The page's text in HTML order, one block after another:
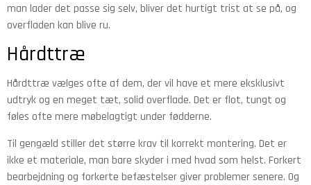
man lader det passe sig selv, bliver det hurtigt trist at se på, og
overfladen kan blive ru.
Hårdttræ
Hårdttræ vælges ofte af dem, der vil have et mere eksklusivt
udtryk og en meget tæt, solid overflade. Det er flot, tungt og
føles ofte mere møbelagtigt under fødderne.
Til gengæld stiller det større krav til korrekt montering. Det er
ikke et materiale, man bare skyder i med hvad som helst. Forkert
bearbejdning og forkerte befæstelser giver problemer senere. Og